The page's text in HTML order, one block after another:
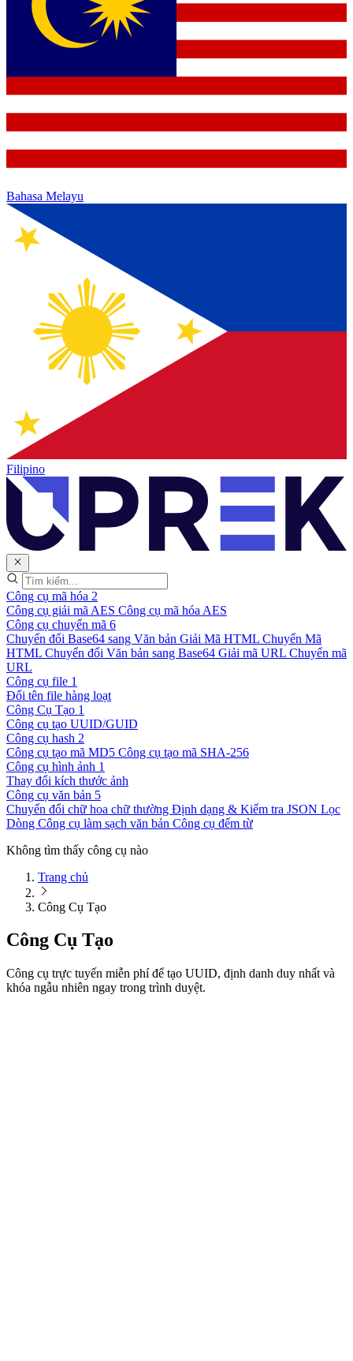
Bahasa Melayu
Filipino
Công cụ mã hóa 2
Công cụ giải mã AES Công cụ mã hóa AES
Công cụ chuyển mã 6
Chuyển đổi Base64 sang Văn bản Giải Mã HTML Chuyển Mã
HTML Chuyển đổi Văn bản sang Base64 Giải mã URL Chuyển mã
URL
Công cụ file 1
Đổi tên file hàng loạt
Công Cụ Tạo 1
Công cụ tạo UUID/GUID
Công cụ hash 2
Công cụ tạo mã MD5 Công cụ tạo mã SHA-256
Công cụ hình ảnh 1
Thay đổi kích thước ảnh
Công cụ văn bản 5
Chuyển đổi chữ hoa chữ thường Định dạng & Kiểm tra JSON Lọc
Dòng Công cụ làm sạch văn bản Công cụ đếm từ
Không tìm thấy công cụ nào
Trang chủ
Công Cụ Tạo
Công Cụ Tạo
Công cụ trực tuyến miễn phí để tạo UUID, định danh duy nhất và
khóa ngẫu nhiên ngay trong trình duyệt.